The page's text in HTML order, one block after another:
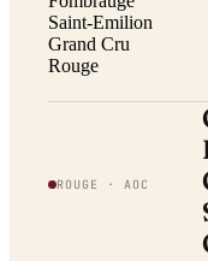
ROUGE · AOC